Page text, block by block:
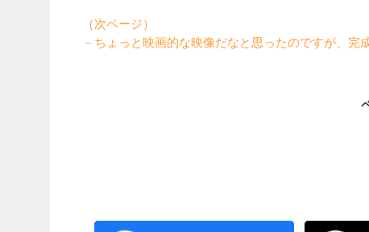
（次ページ）
－ちょっと映画的な映像だなと思ったのですが、完